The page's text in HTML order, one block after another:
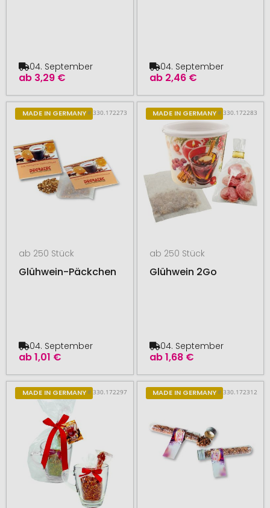
ab 3,29 €
04. September
ab 2,46 €
04. September
MADE IN GERMANY# 330.172273
ab 250 Stück
Glühwein-Päckchen
ab1,01 €
04. September
MADE IN GERMANY# 330.172283
ab 250 Stück
Glühwein 2Go
ab1,68 €
04. September
MADE IN GERMANY# 330.172297 MADE IN GERMANY# 330.172312